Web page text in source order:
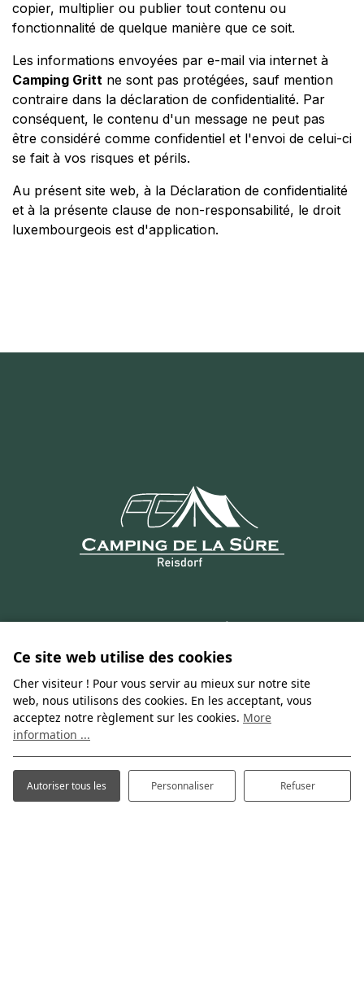
copier, multiplier ou publier tout contenu ou
fonctionnalité de quelque manière que ce soit.
Les informations envoyées par e-mail via internet à
Camping Gritt ne sont pas protégées, sauf mention
contraire dans la déclaration de confidentialité. Par
conséquent, le contenu d'un message ne peut pas
être considéré comme confidentiel et l'envoi de celui-ci
se fait à vos risques et périls.
Au présent site web, à la Déclaration de confidentialité
et à la présente clause de non-responsabilité, le droit
luxembourgeois est d'application.
23, route de la Sûre
Luxembourg
Ce site web utilise des cookies
Cher visiteur ! Pour vous servir au mieux sur notre site
web, nous utilisons des cookies. En les acceptant, vous
acceptez notre règlement sur les cookies. More
information ...
Autoriser tous les Personnaliser Refuser